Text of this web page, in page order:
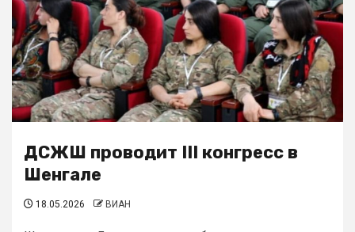
ДСЖШ проводит III конгресс в
Шенгале
18.05.2026 ВИАН